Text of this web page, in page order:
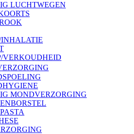
LUCHTWEGEN
INHALATIE
VERKOUDHEID
MONDVERZORGING